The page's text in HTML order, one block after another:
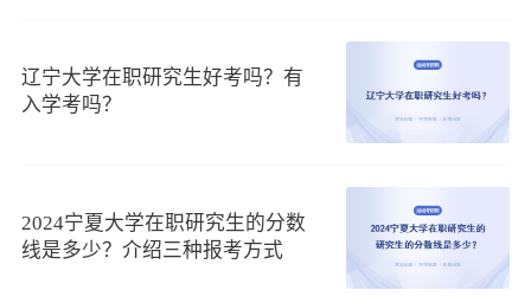
2.获得人脉
报考宁夏医科大学在职研究生的学员，都是积极好学，有
情，不但学习了更多的知识，还结交了不同的人，在日后的工
作中可以得到一定的帮助。
3.能力提升
辽宁大学在职研究生好考吗？有
入学考吗？
2024宁夏大学在职研究生的分数
线是多少？介绍三种报考方式